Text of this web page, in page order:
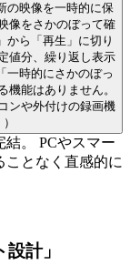
像をさかのぼって確
値分、繰り返し表示
能はありません。
ンや外付けの録画機
。 PCやスマー
ことなく直感的に
計」